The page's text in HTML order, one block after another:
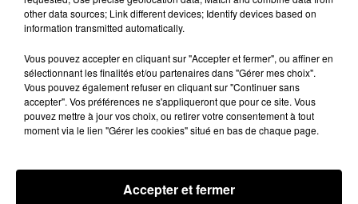
GOMMERVILLE - RANDONNÉE PÉDESTRE
Dimanche 13 septembre à 8h30 à Gommerville :
other data sources; Link different devices; Identify devices based on
information transmitted automatically.
Vous pouvez accepter en cliquant sur "Accepter et fermer", ou affiner en
sélectionnant les finalités et/ou partenaires dans "Gérer mes choix".
Vous pouvez également refuser en cliquant sur "Continuer sans
accepter". Vos préférences ne s'appliqueront que pour ce site. Vous
pouvez mettre à jour vos choix, ou retirer votre consentement à tout
moment via le lien "Gérer les cookies" situé en bas de chaque page.
Accepter et fermer